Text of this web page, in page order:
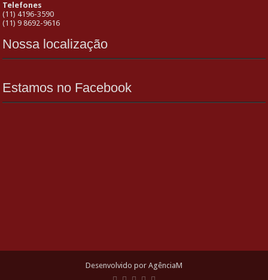
Telefones
(11) 4196-3590
(11) 9 8692-9616
Nossa localização
Estamos no Facebook
Desenvolvido por AgênciaM